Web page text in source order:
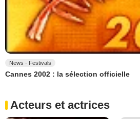
News - Festivals
Cannes 2002 : la sélection officielle
Acteurs et actrices